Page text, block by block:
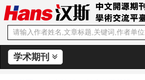
学术期刊